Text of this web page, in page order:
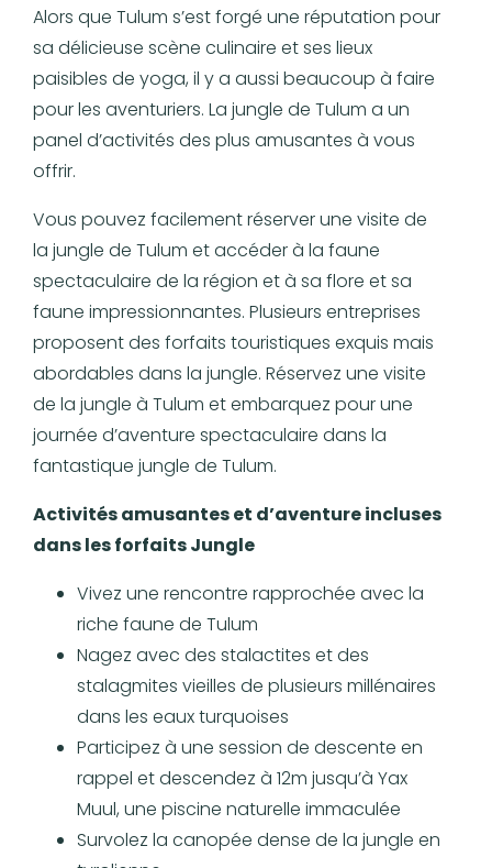
Alors que Tulum s’est forgé une réputation pour
sa délicieuse scène culinaire et ses lieux
paisibles de yoga, il y a aussi beaucoup à faire
pour les aventuriers. La jungle de Tulum a un
panel d’activités des plus amusantes à vous
offrir.
Vous pouvez facilement réserver une visite de
la jungle de Tulum et accéder à la faune
spectaculaire de la région et à sa flore et sa
faune impressionnantes. Plusieurs entreprises
proposent des forfaits touristiques exquis mais
abordables dans la jungle. Réservez une visite
de la jungle à Tulum et embarquez pour une
journée d’aventure spectaculaire dans la
fantastique jungle de Tulum.
Activités amusantes et d’aventure incluses
dans les forfaits Jungle
Vivez une rencontre rapprochée avec la
riche faune de Tulum
Nagez avec des stalactites et des
stalagmites vieilles de plusieurs millénaires
dans les eaux turquoises
Participez à une session de descente en
rappel et descendez à 12m jusqu’à Yax
Muul, une piscine naturelle immaculée
Survolez la canopée dense de la jungle en